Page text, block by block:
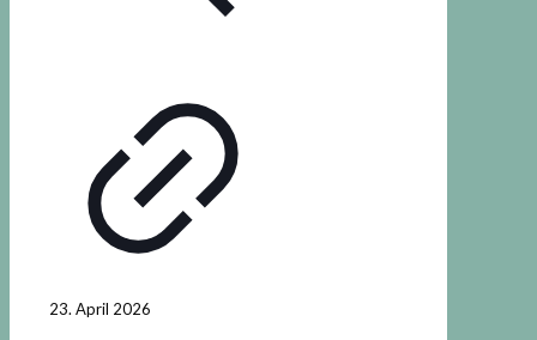
23. April 2026